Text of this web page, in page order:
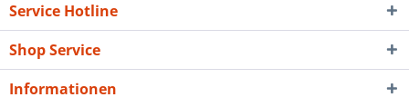
Service Hotline
Shop Service
Informationen